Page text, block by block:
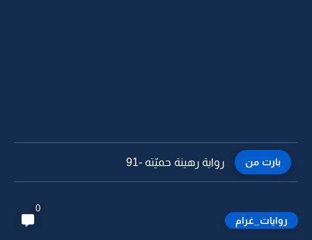
بارت من رواية رهينة حميّته -91
روايات_غرام